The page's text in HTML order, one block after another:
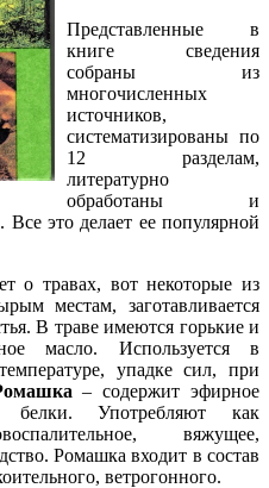
Представленные в
книге сведения
собраны из
многочисленных
источников,
систематизированы по
12 разделам,
литературно
обработаны и
это делает ее популярной
о травах, вот некоторые из
местам, заготавливается
В траве имеются горькие и
масло. Используется в
упадке сил, при
– содержит эфирное
белки. Употребляют как
вяжущее,
Ромашка входит в состав
ветрогонного.